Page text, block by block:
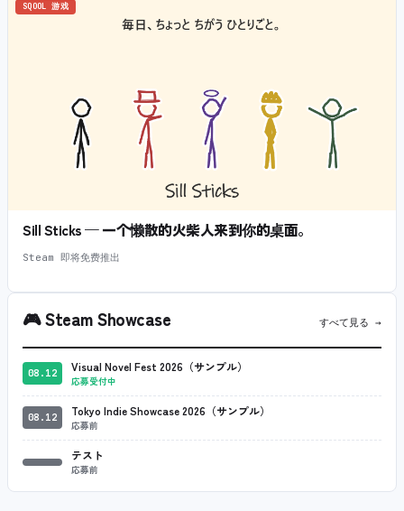
SQOOL 游戏
Sill Sticks — 一个懒散的火柴人来到你的桌面。
Steam 即将免费推出
🎮Steam Showcase すべて見る →
08.12 Visual Novel Fest 2026（サンプル）
応募受付中
08.12 Tokyo Indie Showcase 2026（サンプル）
応募前
テスト
応募前